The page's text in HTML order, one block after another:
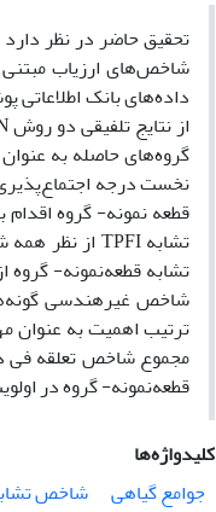
تحقیق حاضر در نظر
شاخص‌های ارزیاب مبتنی
گروه‌های حاصله به
ترتیب اهمیت به عنوان
مجموع شاخص تعلقه فی
قطعه‌نمونه- گروه در
کلیدواژه‌ها
جوامع گیاهی
شاخص